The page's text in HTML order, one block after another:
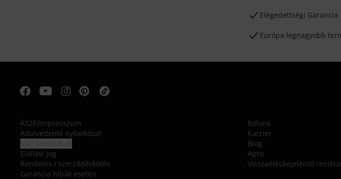
Elégedettségi Garancia
Európa legnagyobb
ÁSZF/Impresszum
Adatvédelmi nyilatkozat
Elállási jog
Rendelés / szerződéskötés
Garancia hibák esetén
Rólunk
Karrier
Blog
Apró
Visszaélésbejelentő